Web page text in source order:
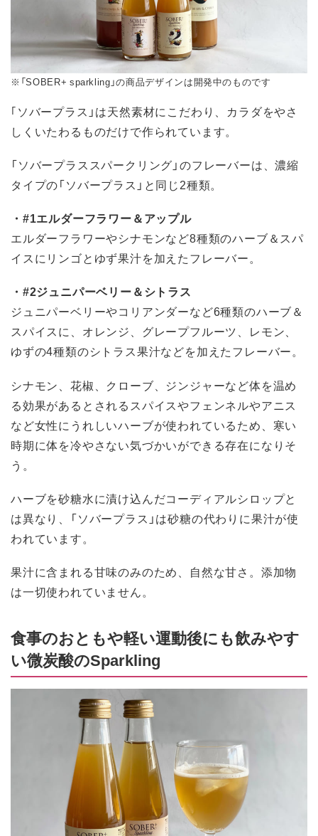
※「SOBER+ sparkling」の商品デザインは開発中のものです
｢ソバープラス」は天然素材にこだわり、カラダをやさ
しくいたわるものだけで作られています。
「ソバープラススパークリング」のフレーバーは、濃縮
タイプの「ソバープラス」と同じ2種類。
・#1エルダーフラワー＆アップル
エルダーフラワーやシナモンなど8種類のハーブ＆スパ
イスにリンゴとゆず果汁を加えたフレーバー。
・#2ジュニパーベリー＆シトラス
ジュニパーベリーやコリアンダーなど6種類のハーブ＆
スパイスに、オレンジ、グレープフルーツ、レモン、
ゆずの4種類のシトラス果汁などを加えたフレーバー。
シナモン、花椒、クローブ、ジンジャーなど体を温め
る効果があるとされるスパイスやフェンネルやアニス
など女性にうれしいハーブが使われているため、寒い
時期に体を冷やさない気づかいができる存在になりそ
う。
ハーブを砂糖水に漬け込んだコーディアルシロップと
は異なり、「ソバープラス」は砂糖の代わりに果汁が使
われています。
果汁に含まれる甘味のみのため、自然な甘さ。添加物
は一切使われていません。
食事のおともや軽い運動後にも飲みやす
い微炭酸のSparkling